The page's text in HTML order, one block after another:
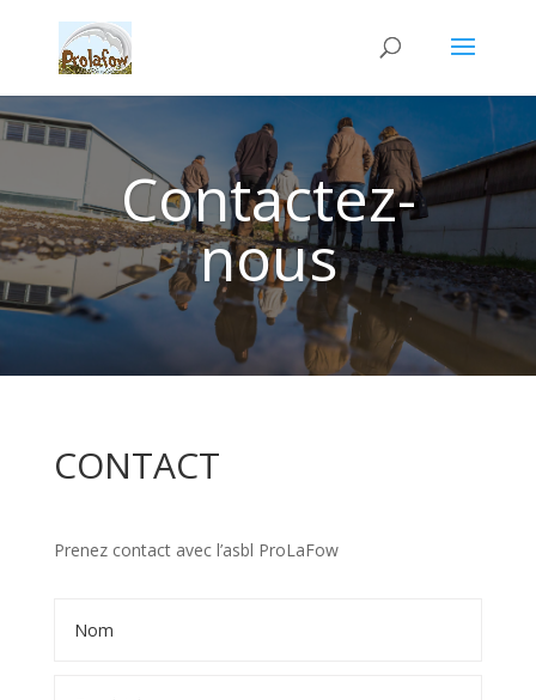
Contactez-
nous
CONTACT
Prenez contact avec l’asbl ProLaFow